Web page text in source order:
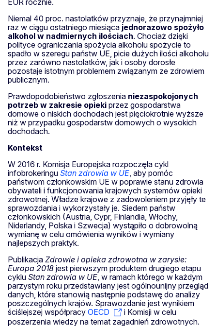
Niemal 40 proc. nastolatków przyznaje, że przynajmniej
raz w ciągu ostatniego miesiąca jednorazowo spożyło
alkohol w nadmiernych ilościach. Chociaż dzięki
polityce ograniczania spożycia alkoholu spożycie to
spadło w szeregu państw UE, picie dużych ilości alkoholu
przez zarówno nastolatków, jak i osoby dorosłe
pozostaje istotnym problemem związanym ze zdrowiem
publicznym.
Prawdopodobieństwo zgłoszenia niezaspokojonych
potrzeb w zakresie opieki przez gospodarstwa
domowe o niskich dochodach jest pięciokrotnie wyższe
niż w przypadku gospodarstw domowych o wysokich
dochodach.
Kontekst
W 2016 r. Komisja Europejska rozpoczęła cykl
infobrokeringu Stan zdrowia w UE , aby pomóc
państwom członkowskim UE w poprawie stanu zdrowia
obywateli i funkcjonowania krajowych systemów opieki
zdrowotnej. Władze krajowe z zadowoleniem przyjęły te
sprawozdania i wykorzystały je. Siedem państw
członkowskich (Austria, Cypr, Finlandia, Włochy,
Niderlandy, Polska i Szwecja) wystąpiło o dobrowolną
wymianę w celu omówienia wyników i wymiany
najlepszych praktyk.
Publikacja Zdrowie i opieka zdrowotna w zarysie:
Europa 2018 jest pierwszym produktem drugiego etapu
cyklu Stan zdrowia w UE , w ramach którego w każdym
parzystym roku przedstawiany jest ogólnounijny przegląd
danych, które stanowią następnie podstawę do analizy
poszczególnych krajów. Sprawozdanie jest wynikiem
ściślejszej współpracy OECD
i Komisji w celu
poszerzenia wiedzy na temat zagadnień zdrowotnych.